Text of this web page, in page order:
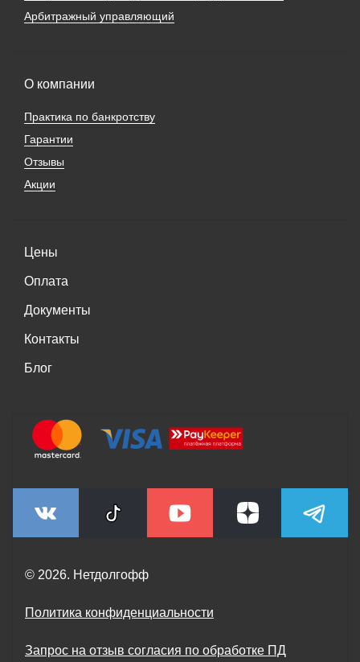
Арбитражный управляющий
О компании
Практика по банкротству
Гарантии
Отзывы
Акции
Цены
Оплата
Документы
Контакты
Блог
© 2026. Нетдолгофф
Политика конфиденциальности
Запрос на отзыв согласия по обработке ПД